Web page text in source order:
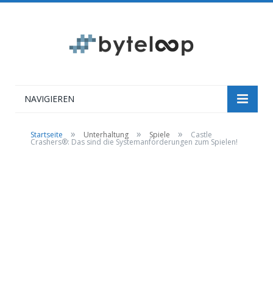
NAVIGIEREN
Startseite » Unterhaltung » Spiele » Castle
Crashers®: Das sind die Systemanforderungen zum Spielen!